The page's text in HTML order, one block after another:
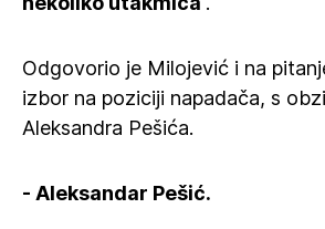
Odgovorio je Milojević i na
izbor na poziciji napadača, s
Aleksandra Pešića.
- Aleksandar Pešić.